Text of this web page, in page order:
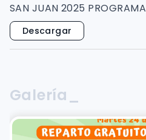
SAN JUAN 2025 PROGRAMA
Descargar
Galería_